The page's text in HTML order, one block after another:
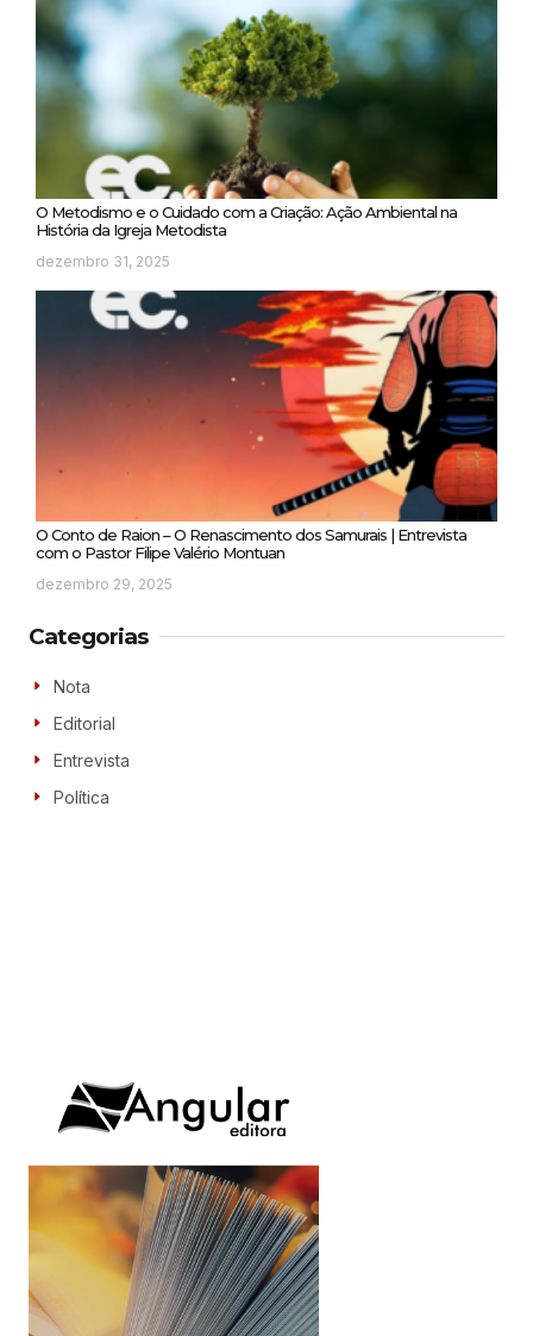
O Metodismo e o Cuidado com a Criação: Ação Ambiental na
História da Igreja Metodista
dezembro 31, 2025
O Conto de Raion – O Renascimento dos Samurais | Entrevista
com o Pastor Filipe Valério Montuan
dezembro 29, 2025
Categorias
Nota
Editorial
Entrevista
Política